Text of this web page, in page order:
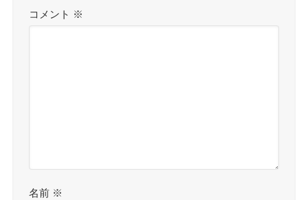
コメント ※
名前 ※